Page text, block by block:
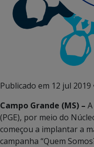
Publicado em 12 jul 2019
Campo Grande (MS) –
(PGE), por meio do
começou a implantar a
campanha “Quem